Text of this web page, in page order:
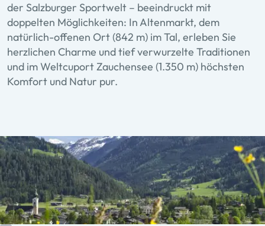
der Salzburger Sportwelt – beeindruckt mit
doppelten Möglichkeiten: In Altenmarkt, dem
natürlich-offenen Ort (842 m) im Tal, erleben Sie
herzlichen Charme und tief verwurzelte Traditionen
und im Weltcuport Zauchensee (1.350 m) höchsten
Komfort und Natur pur.